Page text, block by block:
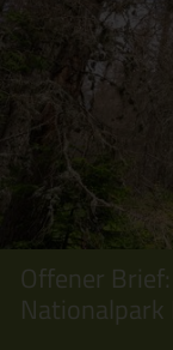
Offener